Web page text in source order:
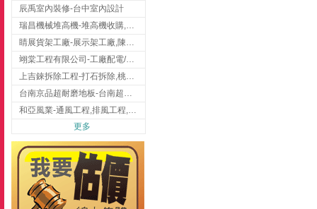
辰禹室內裝修-台中室內設計
瑞昌機械堆高機-堆高機收購,新北市堆高機,桃園堆高機
睛展貨架工廠-展示架工廠,陳列架,台中展示架工廠
翊棠工程有限公司-工廠配電/高雄消防機電公司
上吉錸拆除工程-打石拆除,桃園打石拆除,桃園拆除工程
台南京品超耐磨地板-台南超耐磨地板
和亞風業-通風工程,排風工程,彰化通風工程,彰化排風工程
更多